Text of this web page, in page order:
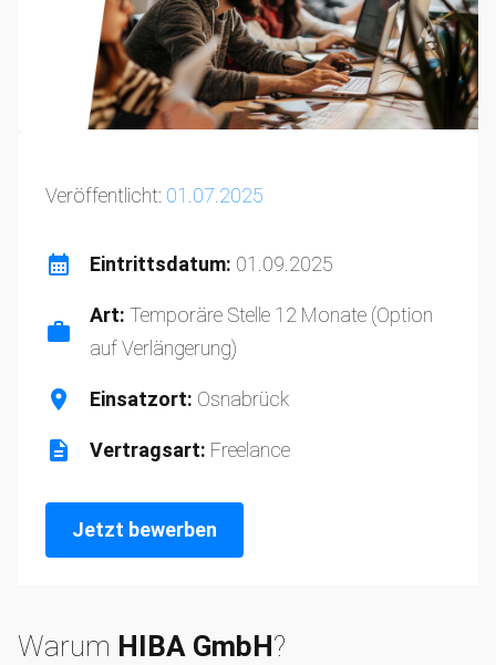
Veröffentlicht: 01.07.2025
Eintrittsdatum: 01.09.2025
Art: Temporäre Stelle 12 Monate (Option
auf Verlängerung)
Einsatzort: Osnabrück
Vertragsart: Freelance
Jetzt bewerben
Warum HIBA GmbH?